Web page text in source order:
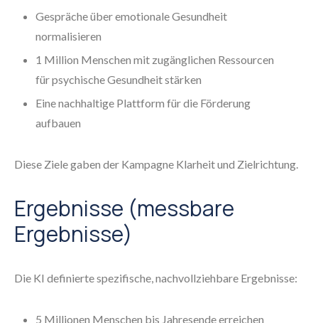
Gespräche über emotionale Gesundheit
normalisieren
1 Million Menschen mit zugänglichen Ressourcen
für psychische Gesundheit stärken
Eine nachhaltige Plattform für die Förderung
aufbauen
Diese Ziele gaben der Kampagne Klarheit und Zielrichtung.
Ergebnisse (messbare
Ergebnisse)
Die KI definierte spezifische, nachvollziehbare Ergebnisse:
5 Millionen Menschen bis Jahresende erreichen